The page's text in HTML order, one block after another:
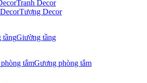
Tranh Decor
Tượng Decor
Giường tầng
Gương phòng tắm